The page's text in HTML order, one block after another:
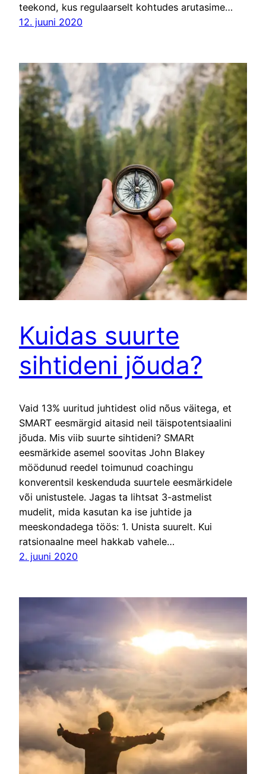
teekond, kus regulaarselt kohtudes arutasime…
12. juuni 2020
Kuidas suurte
sihtideni jõuda?
Vaid 13% uuritud juhtidest olid nõus väitega, et
SMART eesmärgid aitasid neil täispotentsiaalini
jõuda. Mis viib suurte sihtideni? SMARt
eesmärkide asemel soovitas John Blakey
möödunud reedel toimunud coachingu
konverentsil keskenduda suurtele eesmärkidele
või unistustele. Jagas ta lihtsat 3-astmelist
mudelit, mida kasutan ka ise juhtide ja
meeskondadega töös: 1. Unista suurelt. Kui
ratsionaalne meel hakkab vahele…
2. juuni 2020